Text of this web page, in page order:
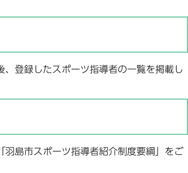
登録したスポーツ指導者の一覧を掲載し
島市スポーツ指導者紹介制度要綱」をご